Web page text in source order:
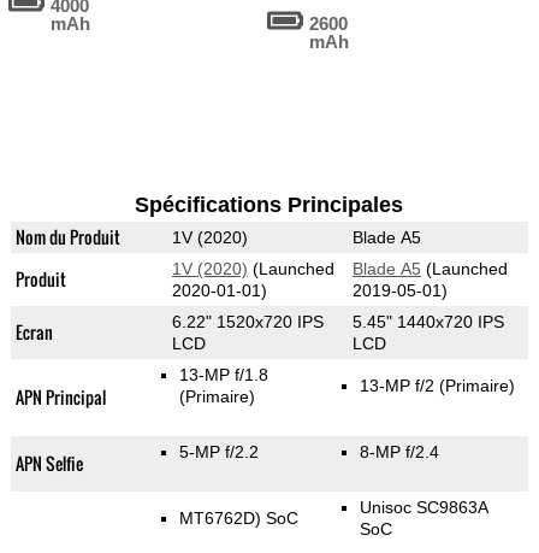
4000
mAh
2600
mAh
Spécifications Principales
Nom du Produit 1V (2020) Blade A5
Produit 1V (2020) (Launched
2020-01-01)
Blade A5 (Launched
2019-05-01)
Ecran
6.22" 1520x720 IPS
LCD
5.45" 1440x720 IPS
LCD
APN Principal
13-MP f/1.8
(Primaire)
13-MP f/2 (Primaire)
APN Selfie 5-MP f/2.2 8-MP f/2.4
MT6762D) SoC
Unisoc SC9863A
SoC